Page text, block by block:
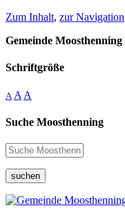
Zum Inhalt, zur Navigation
Gemeinde Moosthenning
Schriftgröße
A A A
Suche Moosthenning
suchen